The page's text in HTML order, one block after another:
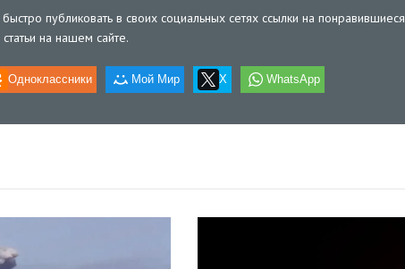
публиковать в своих социальных сетях ссылки на понравившиеся
статьи на нашем сайте.
Одноклассники Мой Мир X WhatsApp